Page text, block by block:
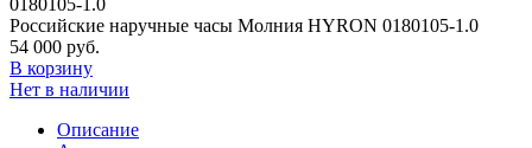
Российские наручные часы Молния HYRON 0180105-1.0
54 000 руб.
В корзину
Нет в наличии
Описание